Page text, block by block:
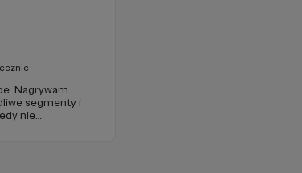
Nagrywam
segmenty i